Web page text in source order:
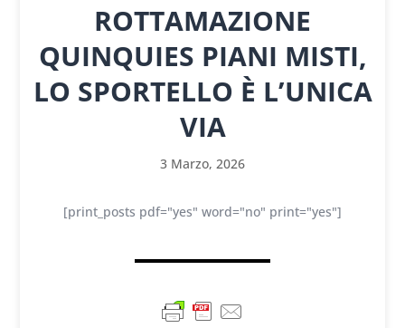
ROTTAMAZIONE
QUINQUIES PIANI MISTI,
LO SPORTELLO È L’UNICA
VIA
3 Marzo, 2026
[print_posts pdf="yes" word="no" print="yes"]